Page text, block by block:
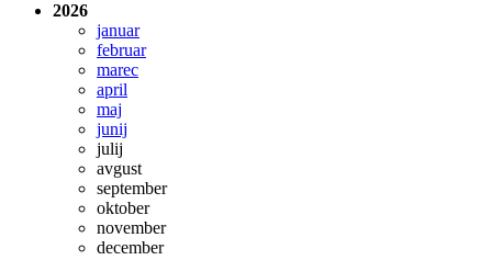
2026
januar
februar
marec
april
maj
junij
julij
avgust
september
oktober
november
december